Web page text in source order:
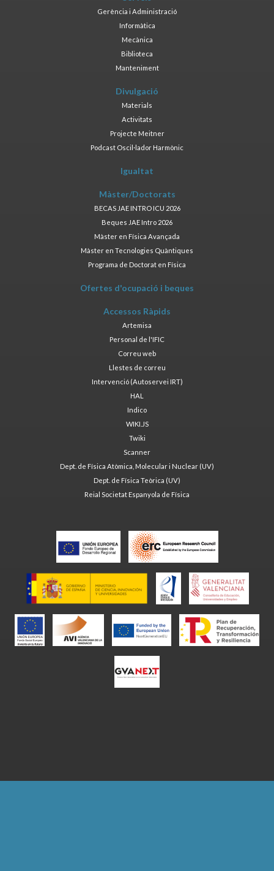
Gerència i Administració
Informàtica
Mecànica
Biblioteca
Manteniment
Divulgació
Materials
Activitats
Projecte Meitner
Podcast Oscil·lador Harmònic
Igualtat
Màster/Doctorats
BECAS JAE INTRO ICU 2026
Beques JAE Intro 2026
Màster en Física Avançada
Màster en Tecnologies Quàntiques
Programa de Doctorat en Física
Ofertes d'ocupació i beques
Accessos Ràpids
Artemisa
Personal de l'IFIC
Correu web
Llestes de correu
Intervenció (Autoservei IRT)
HAL
Indico
WIKI.JS
Twiki
Scanner
Dept. de Física Atòmica, Molecular i Nuclear (UV)
Dept. de Física Teòrica (UV)
Reial Societat Espanyola de Física